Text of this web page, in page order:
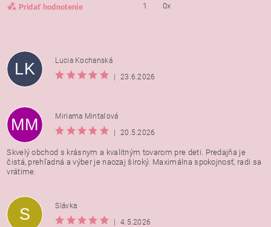
Pridať hodnotenie
1
0x
Vložením hodnotenie súhlasíte s
osobných údajov
LK
Lucia Kochanská
|
23.6.2026
MM
Miriama Mintaľová
|
20.5.2026
Skvelý obchod s krásnym a kvalitným tovarom pre deti. Predajňa je
čistá, prehľadná a výber je naozaj široký. Maximálna spokojnosť, radi sa
vrátime.
S
Slávka
|
4.5.2026